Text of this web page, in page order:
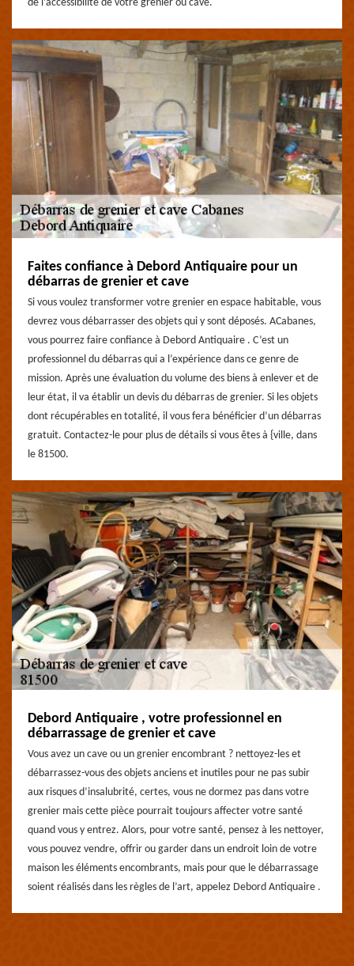
de l’accessibilité de votre grenier ou cave.
Faites confiance à Debord Antiquaire pour un
débarras de grenier et cave
Si vous voulez transformer votre grenier en espace habitable, vous
devrez vous débarrasser des objets qui y sont déposés. ACabanes,
vous pourrez faire confiance à Debord Antiquaire . C’est un
professionnel du débarras qui a l’expérience dans ce genre de
mission. Après une évaluation du volume des biens à enlever et de
leur état, il va établir un devis du débarras de grenier. Si les objets
dont récupérables en totalité, il vous fera bénéficier d’un débarras
gratuit. Contactez-le pour plus de détails si vous êtes à {ville, dans
le 81500.
Debord Antiquaire , votre professionnel en
débarrassage de grenier et cave
Vous avez un cave ou un grenier encombrant ? nettoyez-les et
débarrassez-vous des objets anciens et inutiles pour ne pas subir
aux risques d’insalubrité, certes, vous ne dormez pas dans votre
grenier mais cette pièce pourrait toujours affecter votre santé
quand vous y entrez. Alors, pour votre santé, pensez à les nettoyer,
vous pouvez vendre, offrir ou garder dans un endroit loin de votre
maison les éléments encombrants, mais pour que le débarrassage
soient réalisés dans les règles de l’art, appelez Debord Antiquaire .